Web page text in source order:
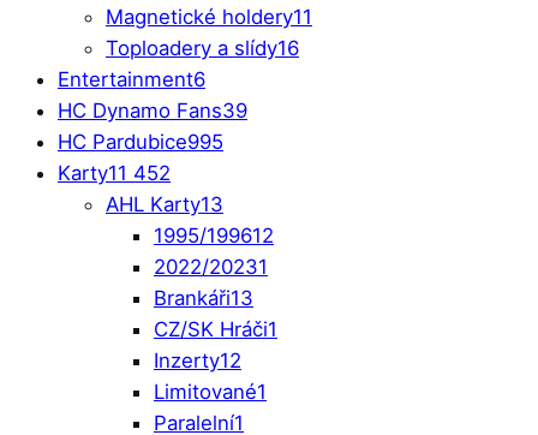
Magnetické holdery11
Toploadery a slídy16
Entertainment6
HC Dynamo Fans39
HC Pardubice995
Karty11 452
AHL Karty13
1995/199612
2022/20231
Brankáři13
CZ/SK Hráči1
Inzerty12
Limitované1
Paralelní1